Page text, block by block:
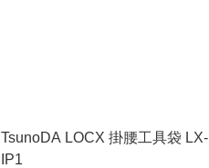
TsunoDA LOCX 掛腰工具袋 LX-
IP1